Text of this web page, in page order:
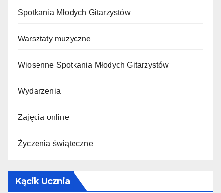
Spotkania Młodych Gitarzystów
Warsztaty muzyczne
Wiosenne Spotkania Młodych Gitarzystów
Wydarzenia
Zajęcia online
Życzenia świąteczne
Kącik Ucznia